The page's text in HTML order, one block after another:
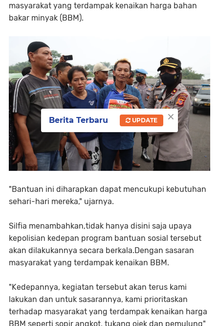
masyarakat yang terdampak kenaikan harga bahan
bakar minyak (BBM).
"Bantuan ini diharapkan dapat mencukupi kebutuhan
sehari-hari mereka," ujarnya.
Silfia menambahkan,tidak hanya disini saja upaya
kepolisian kedepan program bantuan sosial tersebut
akan dilakukannya secara berkala.Dengan sasaran
masyarakat yang terdampak kenaikan BBM.
"Kedepannya, kegiatan tersebut akan terus kami
lakukan dan untuk sasarannya, kami prioritaskan
terhadap masyarakat yang terdampak kenaikan harga
BBM seperti sopir angkot, tukang ojek dan pemulung"
×
Berita Terbaru UPDATE